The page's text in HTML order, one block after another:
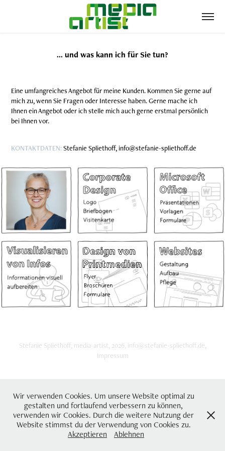
... und was kann ich für Sie tun?
Eine umfangreiches Angebot für meine Kunden. Kommen Sie gerne auf
mich zu, wenn Sie Fragen oder Interesse haben. Gerne mache ich
Ihnen ein Angebot oder ich stelle mich auch gerne erstmal persönlich
bei Ihnen vor.
KONTAKTDATEN:Stefanie Spliethoff, info@stefanie-spliethoff.de
Stefanie Spliethoff, media-artist, 2026, info@stefanie-spliethoff.de,
Impressum
Wir verwenden Cookies. Um unsere Website optimal zu
gestalten und fortlaufend verbessern zu können,
verwenden wir Cookies. Durch die weitere Nutzung der
Website stimmst du der Verwendung von Cookies zu.
Akzeptieren
Ablehnen